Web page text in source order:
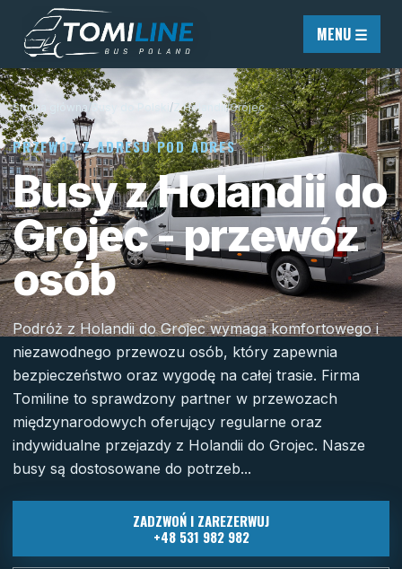
Przejdź do treści
MENU ☰
Strona główna / / Z Holandii/Grójec
PRZEWÓZ Z ADRESU POD ADRES
Busy z Holandii do
Grojec - przewóz
osób
Podróż z Holandii do Grojec wymaga komfortowego i
niezawodnego przewozu osób, który zapewnia
bezpieczeństwo oraz wygodę na całej trasie. Firma
Tomiline to sprawdzony partner w przewozach
międzynarodowych oferujący regularne oraz
indywidualne przejazdy z Holandii do Grojec. Nasze
busy są dostosowane do potrzeb...
ZADZWOŃ I ZAREZERWUJ
+48 531 982 982